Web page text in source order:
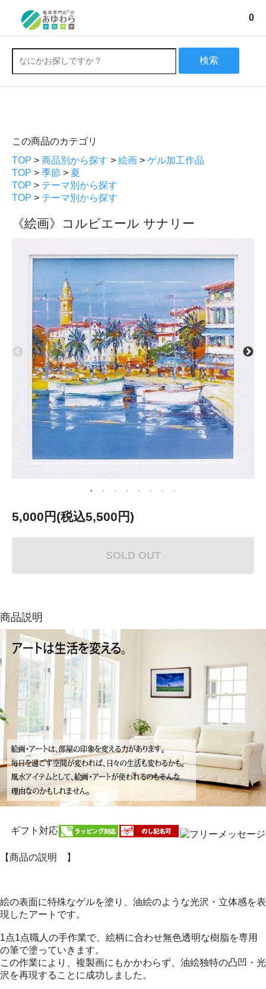
0
検索
この商品のカテゴリ
TOP > 商品別から探す > 絵画 > ゲル加工作品
TOP > 季節 > 夏
TOP > テーマ別から探す
TOP > テーマ別から探す
《絵画》コルビエール サナリー
5,000円(税込5,500円)
SOLD OUT
商品説明
ギフト対応
【商品の説明 】
絵の表面に特殊なゲルを塗り、油絵のような光沢・立体感を表
現したアートです。
1点1点職人の手作業で、絵柄に合わせ無色透明な樹脂を専用
の筆で塗っていきます。
この作業により、複製画にもかかわらず、油絵独特の凸凹・光
沢を再現することに成功しました。